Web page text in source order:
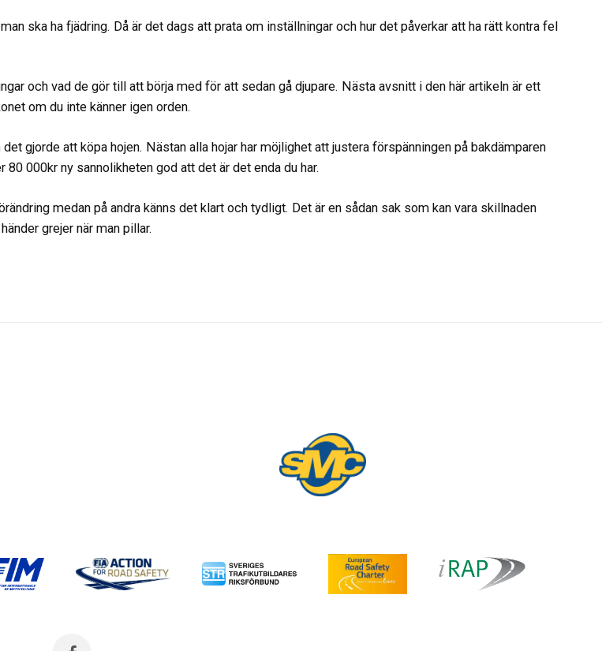
ska ha fjädring. Då är det dags att prata om inställningar och hur det påverkar att ha rätt kontra fel
och vad de gör till att börja med för att sedan gå djupare. Nästa avsnitt i den här artikeln är ett
om du inte känner igen orden.
gjorde att köpa hojen. Nästan alla hojar har möjlighet att justera förspänningen på bakdämparen
000kr ny sannolikheten god att det är det enda du har.
medan på andra känns det klart och tydligt. Det är en sådan sak som kan vara skillnaden
grejer när man pillar.